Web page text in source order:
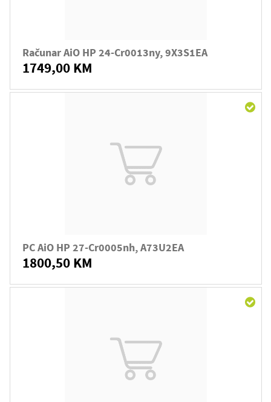
Računar AiO HP 24-Cr0013ny, 9X3S1EA
1749,00 KM
PC AiO HP 27-Cr0005nh, A73U2EA
1800,50 KM